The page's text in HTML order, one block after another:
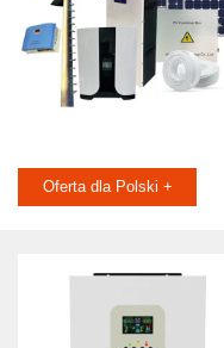
Oferta dla Polski +